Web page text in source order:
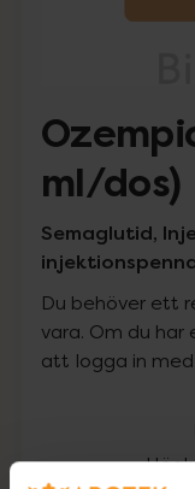
ml/dos)
Semaglutid,
Du behöver ett
vara. Om du
att logga in